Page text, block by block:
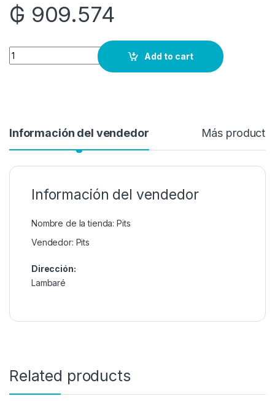
₲ 909.574
Quantity
Add to cart
Información del vendedor Más
Información del vendedor
Nombre de la tienda: Pits
Vendedor: Pits
Dirección:
Lambaré
Related products